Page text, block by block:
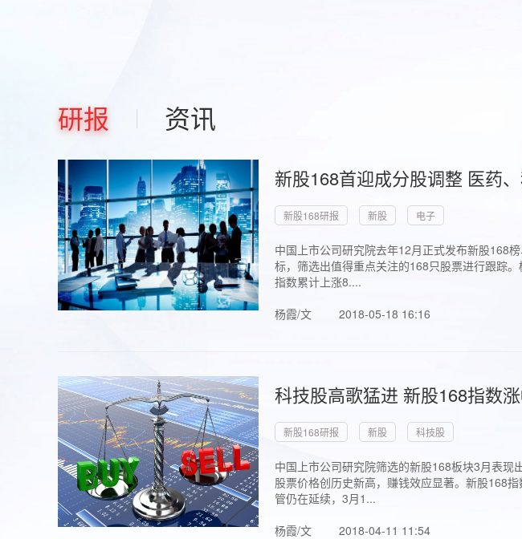
研报 资讯
新股168首迎成分股调整 医药
新股168研报 新股 电子
中国上市公司研究院去年12月正式发布新股168
标，筛选出值得重点关注的168只股票进行跟踪
指数累计上涨8....
杨霞/文
2018-05-18 16:16
科技股高歌猛进 新股168指数
新股168研报 新股 科技股
中国上市公司研究院筛选的新股168板块3月表
股票价格创历史新高，赚钱效应显著。新股168
管仍在延续，3月1...
杨霞/文
2018-04-11 11:54